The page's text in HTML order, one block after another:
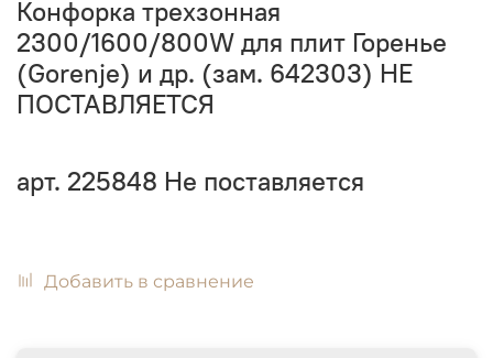
Конфорка трехзонная
2300/1600/800W для плит Горенье
(Gorenje) и др. (зам. 642303) НЕ
ПОСТАВЛЯЕТСЯ
арт. 225848 Не поставляется
Добавить в сравнение